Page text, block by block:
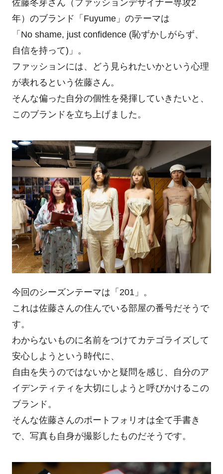
佐藤冬芽さん（ファッションデザイナー専攻2
年）のブランド「Fuyume」のテーマは
「No shame, just confidence (恥ずかしがらず、
自信を持って)」。
ファッションには、どう見られたいかという心理
が表れるという佐藤さん。
そんな偏った自分の個性を発揮していきたいと、
このブランドを立ち上げました。
今回のシーズンテーマは「201」。
これは佐藤さんの住んでいる部屋の番号だそうで
す。
わからないものに名前をつけてカテゴライズして
安心しようという時代に、
自由を失うのではないかと疑問を感じ、自分のア
イデンティティを大切にしようと呼びかけるこの
ブランド。
そんな佐藤さんのポートフォリオは全て手書き
で、写真も自身が撮影したものだそうです。